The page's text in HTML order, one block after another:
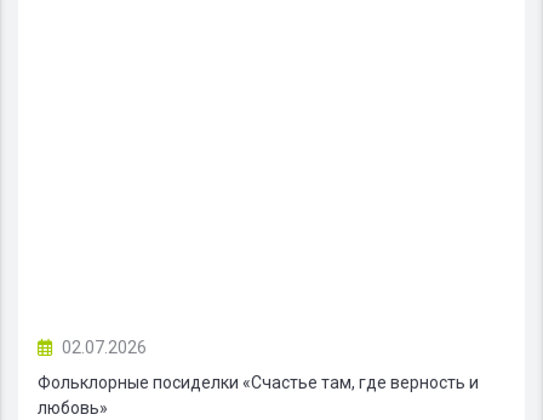
02.07.2026
Фольклорные посиделки «Счастье там, где верность и
любовь»